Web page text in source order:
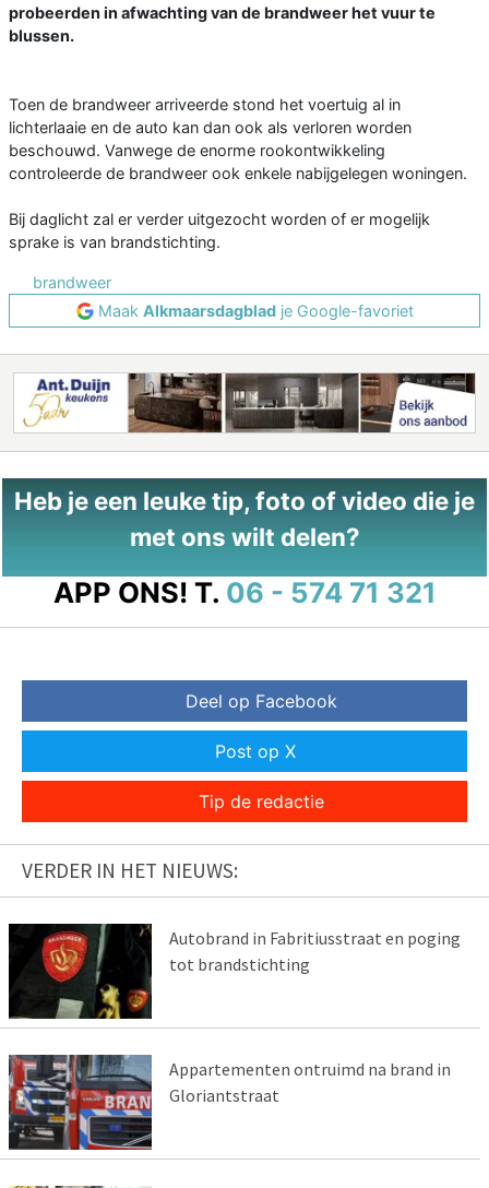
probeerden in afwachting van de brandweer het vuur te
blussen.
Toen de brandweer arriveerde stond het voertuig al in
lichterlaaie en de auto kan dan ook als verloren worden
beschouwd. Vanwege de enorme rookontwikkeling
controleerde de brandweer ook enkele nabijgelegen woningen.
Bij daglicht zal er verder uitgezocht worden of er mogelijk
sprake is van brandstichting.
brandweer
Maak Alkmaarsdagbladje Google-favoriet
Heb je een leuke tip, foto of video die je
met ons wilt delen?
APP ONS! T. 06 - 574 71 321
Deel op Facebook
Post op X
Tip de redactie
VERDER IN HET NIEUWS:
Autobrand in Fabritiusstraat en poging
tot brandstichting
Appartementen ontruimd na brand in
Gloriantstraat